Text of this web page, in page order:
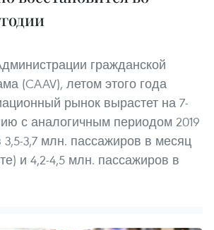
гражданской
(CAAV), летом этого года
рынок вырастет на 7-
с аналогичным периодом 2019
3,5-3,7 млн. пассажиров в месяц
и 4,2-4,5 млн. пассажиров в